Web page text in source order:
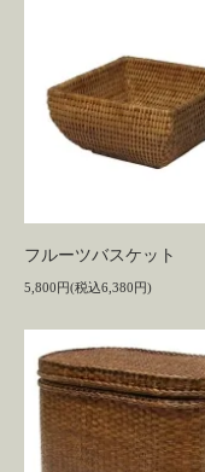
フルーツバスケット
5,800円(税込6,380円)